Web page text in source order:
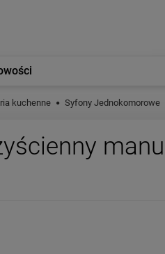
kuchenne Syfony Jednokomorowe